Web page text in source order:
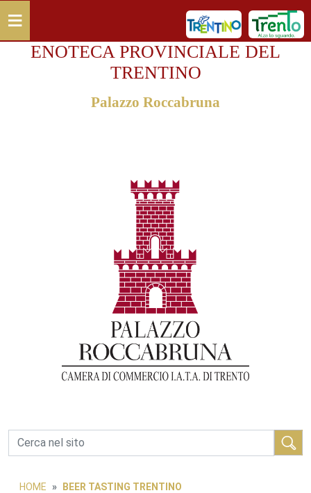
≡
ENOTECA PROVINCIALE DEL
TRENTINO
Palazzo Roccabruna
Cerca
HOME BEER TASTING TRENTINO